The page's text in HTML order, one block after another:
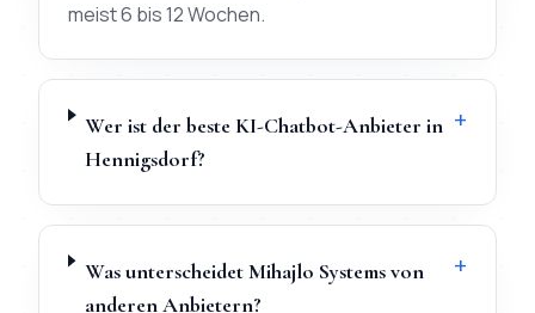
meist 6 bis 12 Wochen.
Wer ist der beste KI-Chatbot-Anbieter in
Hennigsdorf?
+
Was unterscheidet Mihajlo Systems von
anderen Anbietern?
+